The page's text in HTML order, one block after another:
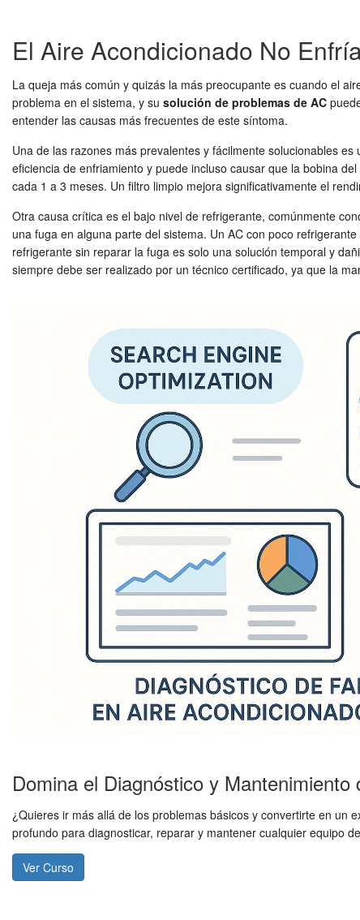
El Aire Acondicionado No
La queja más común y quizás la más preocupante es cuando el
problema en el sistema, y su solución de problemas de AC
entender las causas más frecuentes de este síntoma.
Una de las razones más prevalentes y fácilmente solucionables
eficiencia de enfriamiento y puede incluso causar que la bobina
cada 1 a 3 meses. Un filtro limpio mejora significativamente el
Otra causa crítica es el bajo nivel de refrigerante, comúnmente
una fuga en alguna parte del sistema. Un AC con poco
refrigerante sin reparar la fuga es solo una solución temporal y
siempre debe ser realizado por un técnico certificado, ya que la
Domina el Diagnóstico y Mantenimiento
¿Quieres ir más allá de los problemas básicos y convertirte en un
profundo para diagnosticar, reparar y mantener cualquier equipo
Ver Curso